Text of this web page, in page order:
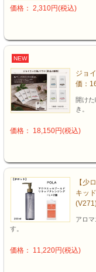
価格： 2,310円(税込)
NEW
ジョ
価：
開け
き。
価格： 18,150円(税込)
【少
キッ
アロ
す。
価格： 11,220円(税込)